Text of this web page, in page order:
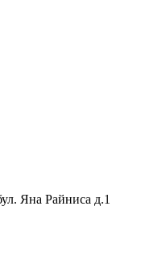
Яна Райниса д.1